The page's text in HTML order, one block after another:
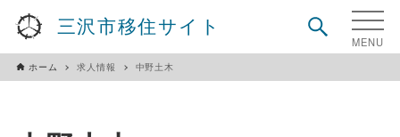
三沢市移住サイト
ホーム 求人情報 中野土木